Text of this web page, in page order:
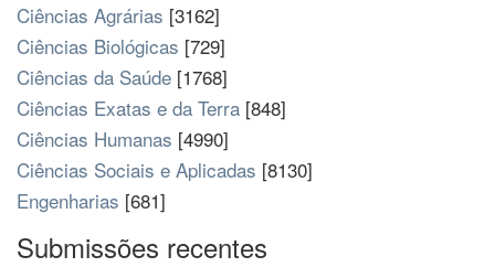
Ciências Agrárias [3162]
Ciências Biológicas [729]
Ciências da Saúde [1768]
Ciências Exatas e da Terra [848]
Ciências Humanas [4990]
Ciências Sociais e Aplicadas [8130]
Engenharias [681]
Submissões recentes